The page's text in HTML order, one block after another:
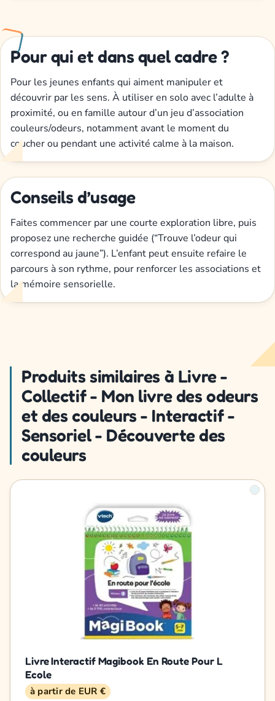
Pour qui et dans quel cadre ?
Pour les jeunes enfants qui aiment manipuler et
découvrir par les sens. À utiliser en solo avec l’adulte à
proximité, ou en famille autour d’un jeu d’association
couleurs/odeurs, notamment avant le moment du
coucher ou pendant une activité calme à la maison.
Conseils d’usage
Faites commencer par une courte exploration libre, puis
proposez une recherche guidée (“Trouve l’odeur qui
correspond au jaune”). L’enfant peut ensuite refaire le
parcours à son rythme, pour renforcer les associations et
la mémoire sensorielle.
Produits similaires à Livre -
Collectif - Mon livre des odeurs
et des couleurs - Interactif -
Sensoriel - Découverte des
couleurs
Livre Interactif Magibook En Route Pour L
Ecole
à partir de EUR €